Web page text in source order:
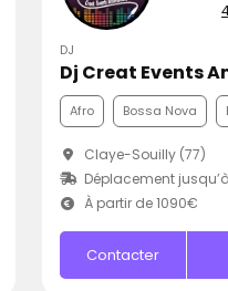
DJ
Afro Bossa Nova
Claye-Souilly (77)
Déplacement
À partir de 1090€
Contacter